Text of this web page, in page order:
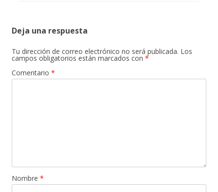
Deja una respuesta
Tu dirección de correo electrónico no será publicada. Los
campos obligatorios están marcados con *
Comentario *
Nombre *